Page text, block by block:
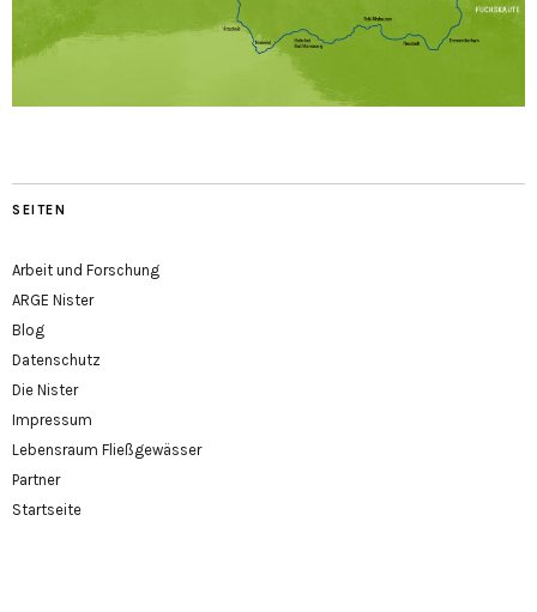
SEITEN
Arbeit und Forschung
ARGE Nister
Blog
Datenschutz
Die Nister
Impressum
Lebensraum Fließgewässer
Partner
Startseite